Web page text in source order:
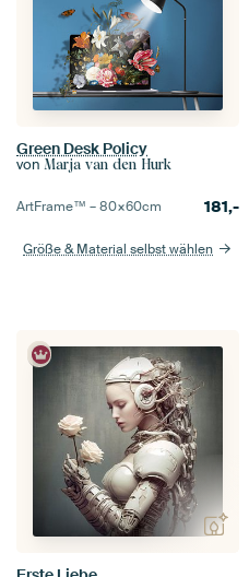
Green Desk Policy
von Marja van den Hurk
ArtFrame™ –80×60cm 181,-
Größe & Material selbst wählen